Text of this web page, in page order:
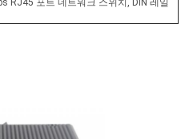
RJ45 포트 네트워크 스위치, DIN 레일